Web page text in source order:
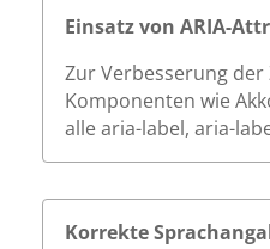
Einsatz von ARIA-
Zur Verbesserung
Komponenten wie
alle aria-label, aria-
Korrekte